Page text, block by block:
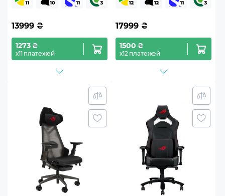
13999 ₴
1273 ₴
х11 платежей
17999 ₴
1500 ₴
х12 платежей